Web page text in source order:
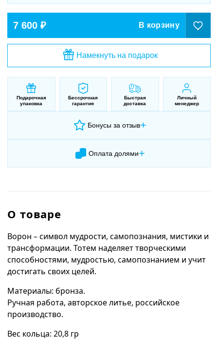
7 600 ₽ В корзину
Намекнуть на подарок
Подарочная
упаковка
Бессрочная
гарантия
Быстрая
доставка
Личный
менеджер
Бонусы за отзыв+
Оплата долями+
О товаре
Ворон – символ мудрости, самопознания, мистики и
трансформации. Тотем наделяет творческими
способностями, мудростью, самопознанием и учит
достигать своих целей.
Материалы: бронза.
Ручная работа, авторское литье, российское
производство.
Вес кольца: 20,8 гр